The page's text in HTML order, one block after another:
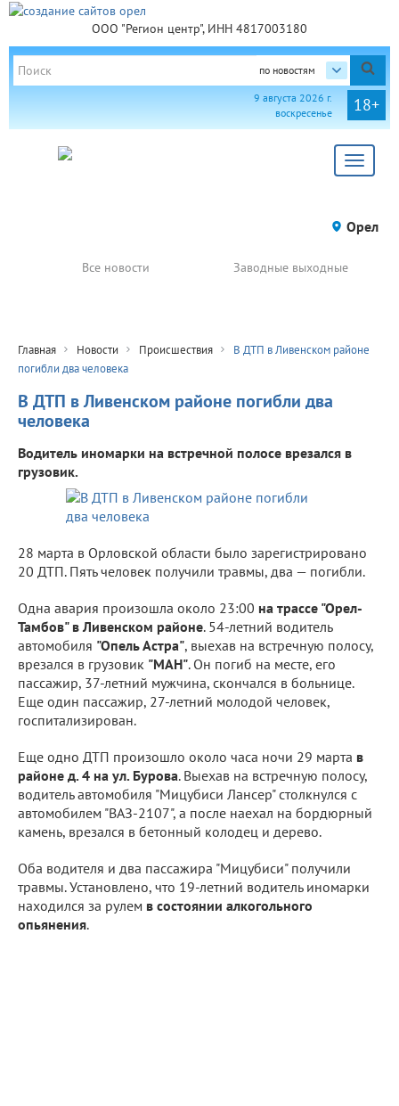
ООО "Регион центр", ИНН 4817003180
по новостям
18+
9 августа 2026 г.
воскресенье
Toggle
Орел
Все новости Заводные выходные
Главная Новости Происшествия
В ДТП в Ливенском районе
погибли два человека
В ДТП в Ливенском районе погибли два
человека
Водитель иномарки на встречной полосе врезался в
грузовик.
28 марта в Орловской области было зарегистрировано
20 ДТП. Пять человек получили травмы, два — погибли.
Одна авария произошла около 23:00 на трассе "Орел-
Тамбов" в Ливенском районе. 54-летний водитель
автомобиля "Опель Астра", выехав на встречную полосу,
врезался в грузовик "МАН". Он погиб на месте, его
пассажир, 37-летний мужчина, скончался в больнице.
Еще один пассажир, 27-летний молодой человек,
госпитализирован.
Еще одно ДТП произошло около часа ночи 29 марта в
районе д. 4 на ул. Бурова. Выехав на встречную полосу,
водитель автомобиля "Мицубиси Лансер" столкнулся с
автомобилем "ВАЗ-2107", а после наехал на бордюрный
камень, врезался в бетонный колодец и дерево.
Оба водителя и два пассажира "Мицубиси" получили
травмы. Установлено, что 19-летний водитель иномарки
находился за рулем в состоянии алкогольного
опьянения.